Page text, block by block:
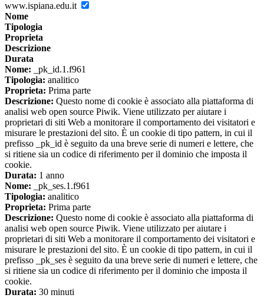
www.ispiana.edu.it
Nome
Tipologia
Proprieta
Descrizione
Durata
Nome: _pk_id.1.f961
Tipologia: analitico
Proprieta: Prima parte
Descrizione: Questo nome di cookie è associato alla piattaforma di
analisi web open source Piwik. Viene utilizzato per aiutare i
proprietari di siti Web a monitorare il comportamento dei visitatori e
misurare le prestazioni del sito. È un cookie di tipo pattern, in cui il
prefisso _pk_id è seguito da una breve serie di numeri e lettere, che
si ritiene sia un codice di riferimento per il dominio che imposta il
cookie.
Durata: 1 anno
Nome: _pk_ses.1.f961
Tipologia: analitico
Proprieta: Prima parte
Descrizione: Questo nome di cookie è associato alla piattaforma di
analisi web open source Piwik. Viene utilizzato per aiutare i
proprietari di siti Web a monitorare il comportamento dei visitatori e
misurare le prestazioni del sito. È un cookie di tipo pattern, in cui il
prefisso _pk_ses è seguito da una breve serie di numeri e lettere, che
si ritiene sia un codice di riferimento per il dominio che imposta il
cookie.
Durata: 30 minuti